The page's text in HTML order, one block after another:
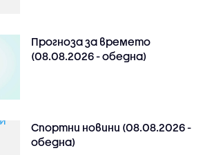
Прогноза за времето
(08.08.2026 - обедна)
Спортни новини (08.08.2026 -
обедна)